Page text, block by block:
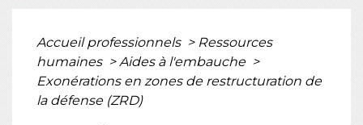
Accueil professionnels > Ressources
humaines > Aides à l'embauche >
Exonérations en zones de restructuration de
la défense (ZRD)